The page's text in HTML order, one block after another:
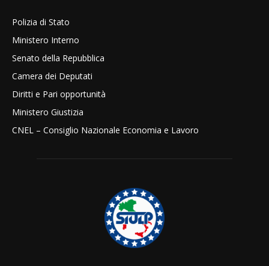
Polizia di Stato
Ministero Interno
Senato della Repubblica
Camera dei Deputati
Diritti e Pari opportunità
Ministero Giustizia
CNEL – Consiglio Nazionale Economia e Lavoro